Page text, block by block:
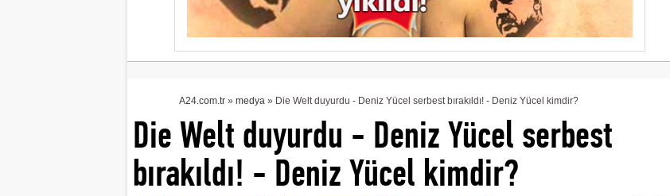
Die Welt duyurdu - Deniz Yücel serbest
bırakıldı! - Deniz Yücel kimdir?
A24.com.tr» medya» Die Welt duyurdu - Deniz Yücel serbest bırakıldı! - Deniz Yücel kimdir?